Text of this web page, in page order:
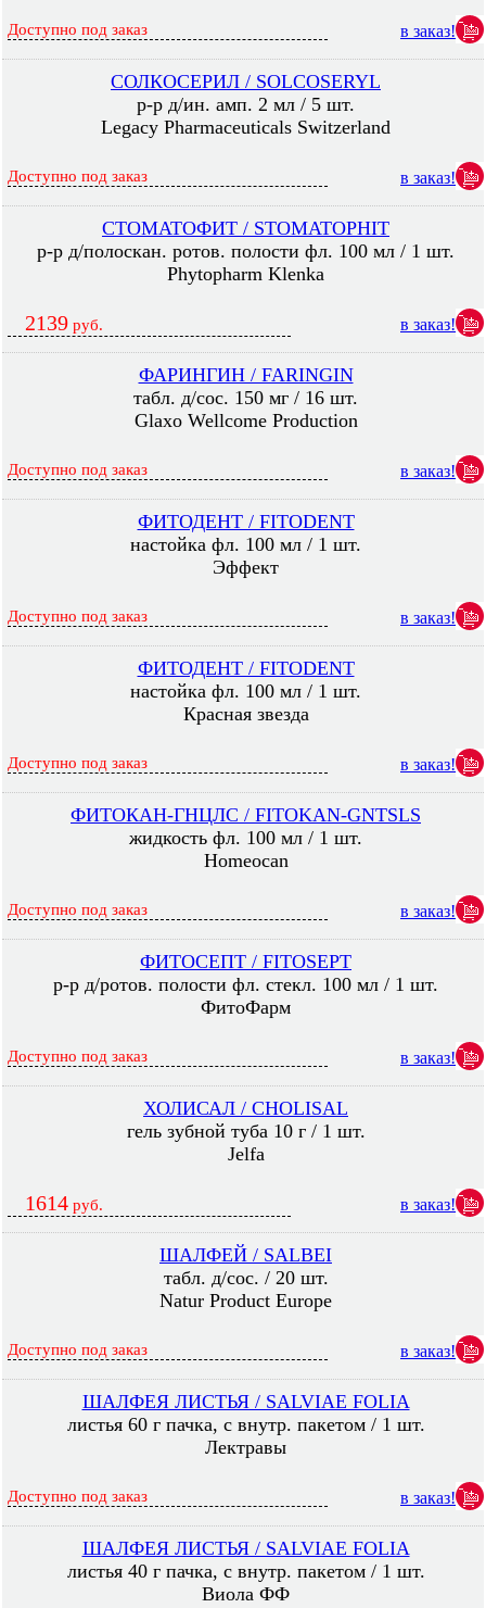
Доступно под заказ в заказ!
СОЛКОСЕРИЛ / SOLCOSERYL
р-р д/ин. амп. 2 мл / 5 шт.
Legacy Pharmaceuticals Switzerland
Доступно под заказ в заказ!
СТОМАТОФИТ / STOMATOPHIT
р-р д/полоскан. ротов. полости фл. 100 мл / 1 шт.
Phytopharm Klenka
2139 руб. в заказ!
ФАРИНГИН / FARINGIN
табл. д/сос. 150 мг / 16 шт.
Glaxo Wellcome Production
Доступно под заказ в заказ!
ФИТОДЕНТ / FITODENT
настойка фл. 100 мл / 1 шт.
Эффект
Доступно под заказ в заказ!
ФИТОДЕНТ / FITODENT
настойка фл. 100 мл / 1 шт.
Красная звезда
Доступно под заказ в заказ!
ФИТОКАН-ГНЦЛС / FITOKAN-GNTSLS
жидкость фл. 100 мл / 1 шт.
Homeocan
Доступно под заказ в заказ!
ФИТОСЕПТ / FITOSEPT
р-р д/ротов. полости фл. стекл. 100 мл / 1 шт.
ФитоФарм
Доступно под заказ в заказ!
ХОЛИСАЛ / CHOLISAL
гель зубной туба 10 г / 1 шт.
Jelfa
1614 руб. в заказ!
ШАЛФЕЙ / SALBEI
табл. д/сос. / 20 шт.
Natur Product Europe
Доступно под заказ в заказ!
ШАЛФЕЯ ЛИСТЬЯ / SALVIAE FOLIA
листья 60 г пачка, с внутр. пакетом / 1 шт.
Лектравы
Доступно под заказ в заказ!
ШАЛФЕЯ ЛИСТЬЯ / SALVIAE FOLIA
листья 40 г пачка, с внутр. пакетом / 1 шт.
Виола ФФ